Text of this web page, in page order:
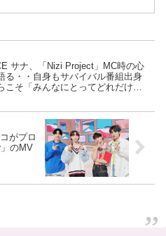
サナ、「Nizi Project」MC時の心
る・・自身もサバイバル番組出身
こそ「みんなにとってどれだけ重
がプロ
のMV